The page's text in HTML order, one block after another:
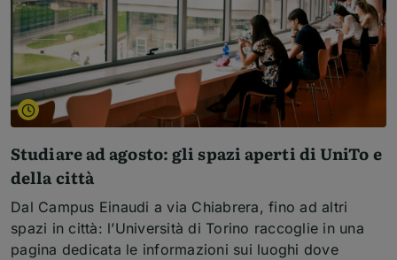
Studiare ad agosto: gli spazi aperti di UniTo e
della città
Dal Campus Einaudi a via Chiabrera, fino ad altri
spazi in città: l’Università di Torino raccoglie in una
pagina dedicata le informazioni sui luoghi dove